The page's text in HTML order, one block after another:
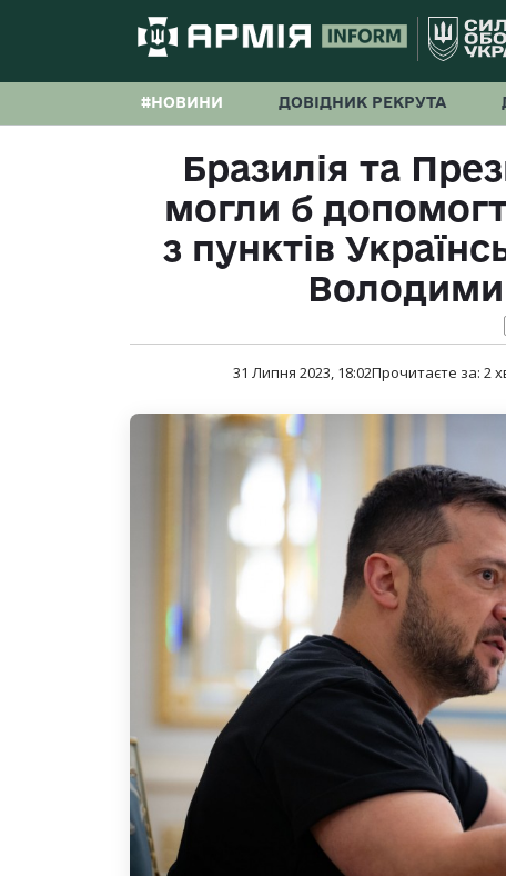
#НОВИНИ ДОВІДНИК РЕКРУТА
Бразилія та
могли б
з пунктів
31 Липня 2023, 18:02Прочитаєте за: 2